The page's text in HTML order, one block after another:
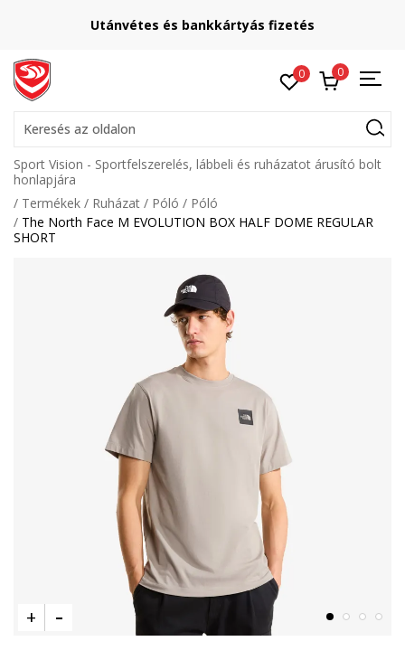
Utánvétes és bankkártyás fizetés
0 0
Keresés az oldalon
Sport Vision - Sportfelszerelés, lábbeli és ruházatot árusító bolt
honlapjára
Termékek
Ruházat Póló
Póló
The North Face M EVOLUTION BOX HALF DOME REGULAR
SHORT